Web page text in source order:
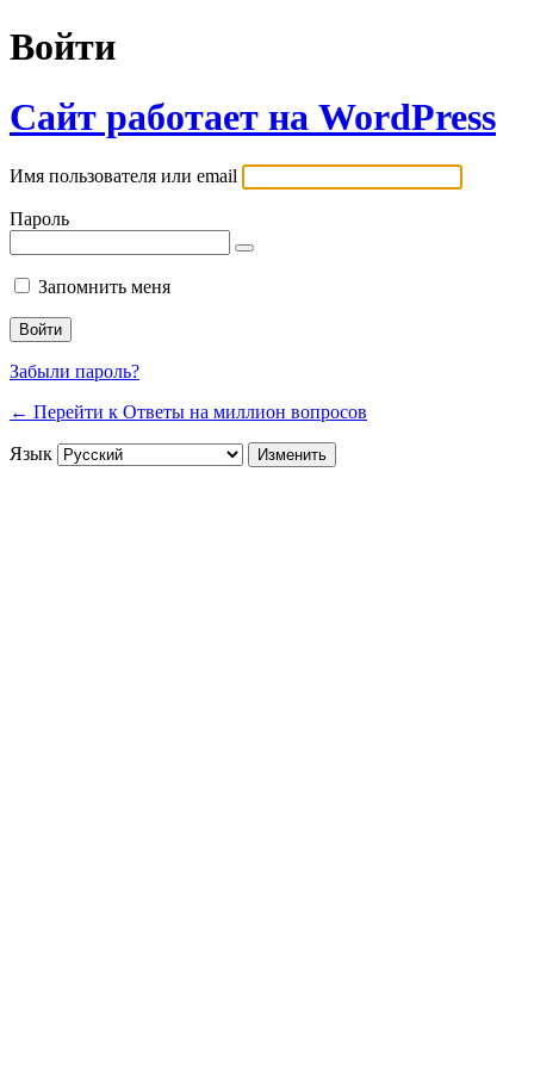
Войти
Сайт работает на WordPress
Имя пользователя или email
Пароль
Запомнить меня
Забыли пароль?
← Перейти к Ответы на миллион вопросов
Язык